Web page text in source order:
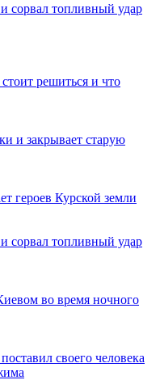
сорвал топливный удар
решиться и что
и закрывает старую
героев Курской земли
сорвал топливный удар
во время ночного
своего человека